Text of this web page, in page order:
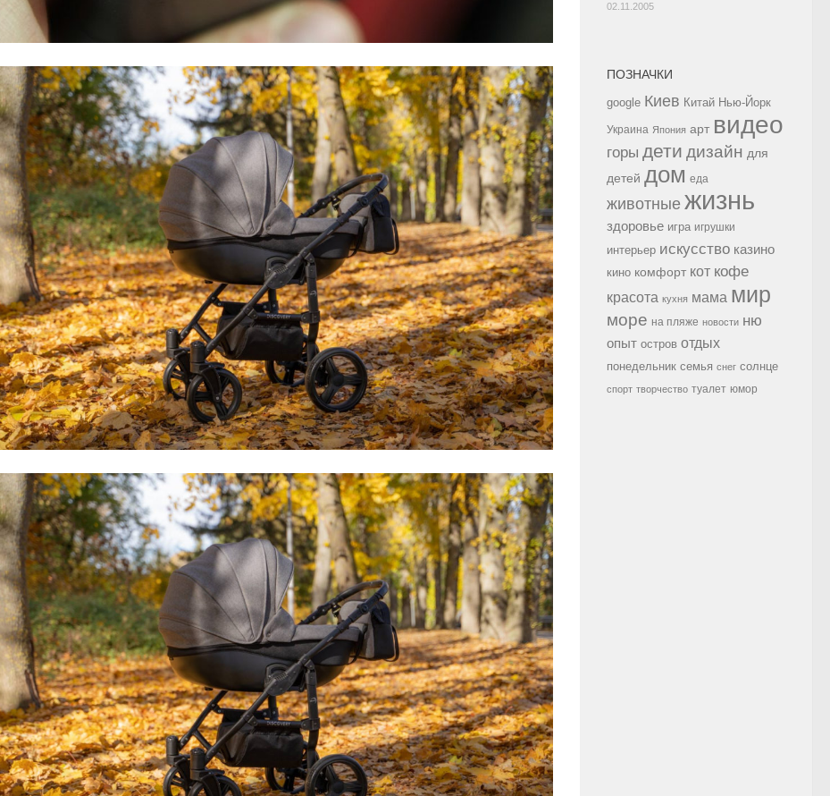
02.11.2005
ПОЗНАЧКИ
google Киев Китай Нью-Йорк
Украина Япония арт видео
горы дети дизайн для
детей дом еда
животные жизнь
здоровье игра игрушки
интерьер искусство казино
кино комфорт кот кофе
красота кухня мама мир
море на пляже новости ню
опыт остров отдых
понедельник семья снег солнце
спорт творчество туалет юмор